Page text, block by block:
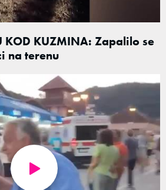
KOD KUZMINA: Zapalilo se
na terenu